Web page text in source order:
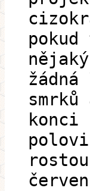
smrků
konci